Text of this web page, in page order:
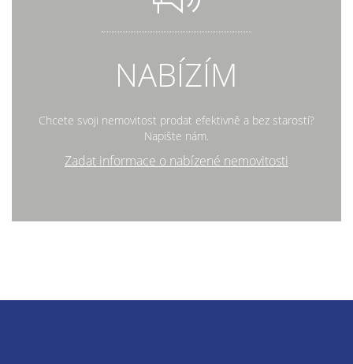
NABÍZÍM
Chcete svoji nemovitost prodat efektivně a bez starostí?
Napište nám.
Zadat informace o nabízené nemovitosti